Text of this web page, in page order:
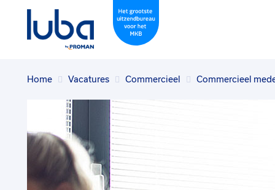
Home Vacatures Commercieel Commercieel